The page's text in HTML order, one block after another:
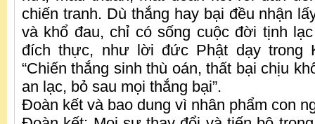
chiến tranh. Dù thắng hay bại đều nhận
và khổ đau, chỉ có sống cuộc đời tịnh
đích thực, như lời đức Phật dạy trong
“Chiến thắng sinh thù oán, thất bại chịu
an lạc, bỏ sau mọi thắng bại”.
Đoàn kết và bao dung vì nhân phẩm con